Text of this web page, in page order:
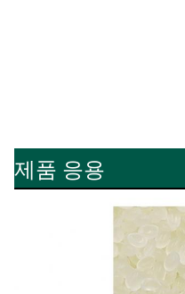
제품 응용